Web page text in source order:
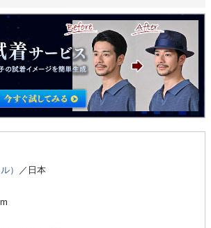
）
／日本